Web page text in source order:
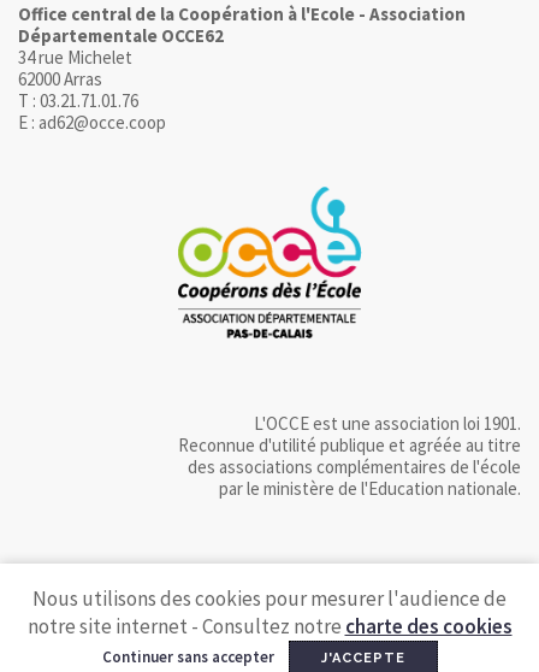
Office central de la Coopération à l'Ecole - Association
Départementale OCCE62
34 rue Michelet
62000 Arras
T : 03.21.71.01.76
E : ad62@occe.coop
L'OCCE est une association loi 1901.
Reconnue d'utilité publique et agréée au titre
des associations complémentaires de l'école
par le ministère de l'Education nationale.
Nous utilisons des cookies pour mesurer l'audience de
notre site internet - Consultez notre charte des cookies
Continuer sans accepter J'ACCEPTE